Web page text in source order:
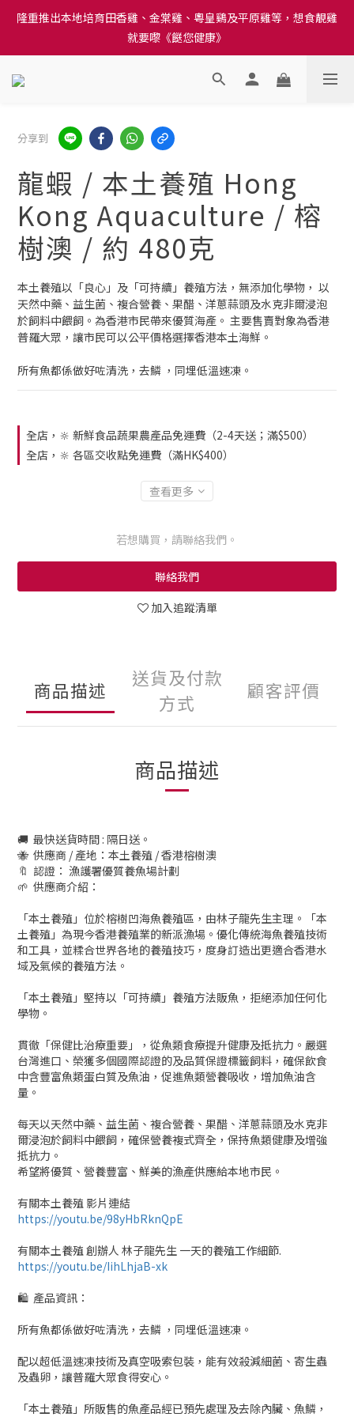
訂單結帳注意事項：送貨方法中選擇區域 - 然後當填寫地址時, 請
小心選擇分區及區域, 因資料錯誤會影響前往結帳
隆重推出本地培育田香雞、金棠雞、粵皇鷄及平原雞等，想食靚雞
就要嚟《餸您健康》
訂單結帳注意事項：送貨方法中選擇區域 - 然後當填寫地址時, 請
分享到
龍蝦 / 本土養殖 Hong
Kong Aquaculture / 榕
樹澳 / 約 480克
本土養殖以「良心」及「可持續」養殖方法，無添加化學物， 以
天然中藥、益生菌、複合營養、果醋、洋蔥蒜頭及水克非爾浸泡
於飼料中餵飼。為香港市民帶來優質海產。 主要售賣對象為香港
普羅大眾，讓市民可以公平價格選擇香港本土海鮮。
所有魚都係做好咗清洗，去鱗 ，同埋低溫速凍。
全店，🔆 新鮮食品蔬果農產品免運費（2-4天送；滿$500）
全店，🔆 各區交收點免運費（滿HK$400）
查看更多
若想購買，請聯絡我們。
聯絡我們
加入追蹤清單
商品描述
送貨及付款
方式
顧客評價
商品描述
🚚 最快送貨時間 : 隔日送。
🐝 供應商 / 產地：本土養殖 / 香港榕樹澳
🔖 認證： 漁護署優質養魚場計劃
🌱 供應商介紹：
「本土養殖」位於榕樹凹海魚養殖區，由林子龍先生主理。「本
土養殖」為現今香港養殖業的新派漁場。優化傳統海魚養殖技術
和工具，並糅合世界各地的養殖技巧，度身訂造出更適合香港水
域及氣候的養殖方法。
「本土養殖」堅持以「可持續」養殖方法販魚，拒絕添加任何化
學物。
貫徹「保健比治療重要」，從魚類食療提升健康及抵抗力。嚴選
台灣進口、榮獲多個國際認證的及品質保證標籤飼料，確保飲食
中含豐富魚類蛋白質及魚油，促進魚類營養吸收，增加魚油含
量。
每天以天然中藥、益生菌、複合營養、果醋、洋蔥蒜頭及水克非
爾浸泡於飼料中餵飼，確保營養複式齊全，保持魚類健康及增強
抵抗力。
希望將優質、營養豐富、鮮美的漁產供應給本地市民。
有關本土養殖 影片連結
https://youtu.be/98yHbRknQpE
有關本土養殖 創辦人 林子龍先生 一天的養殖工作細節.
https://youtu.be/IihLhjaB-xk
🛍 產品資訊：
所有魚都係做好咗清洗，去鱗 ，同埋低溫速凍。
配以超低溫速凍技術及真空吸索包裝，能有效殺減細菌、寄生蟲
及蟲卵，讓普羅大眾食得安心。
「本土養殖」所販售的魚產品經已預先處理及去除內臟、魚鱗，